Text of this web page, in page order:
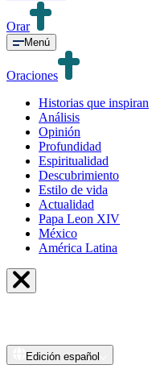
Orar
Menú
Oraciones
Historias que inspiran
Análisis
Opinión
Profundidad
Espiritualidad
Descubrimiento
Estilo de vida
Actualidad
Papa Leon XIV
México
América Latina
Edición español